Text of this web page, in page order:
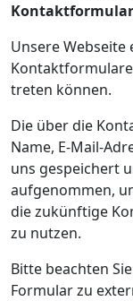
Unsere
treten können.
Die über die
Name, E-Mail-
uns gespeichert
aufgenommen,
die zukünftige
zu nutzen.
Bitte beachten
Formular zu